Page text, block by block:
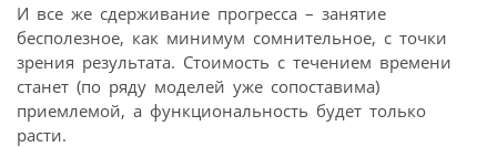
И все же сдерживание прогресса – занятие
бесполезное, как минимум сомнительное, с точки
зрения результата. Стоимость с течением времени
станет (по ряду моделей уже сопоставима)
приемлемой, а функциональность будет только
расти.